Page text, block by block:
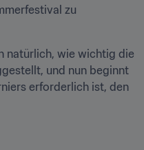
zu
natürlich, wie wichtig die
und nun beginnt
erforderlich ist, den